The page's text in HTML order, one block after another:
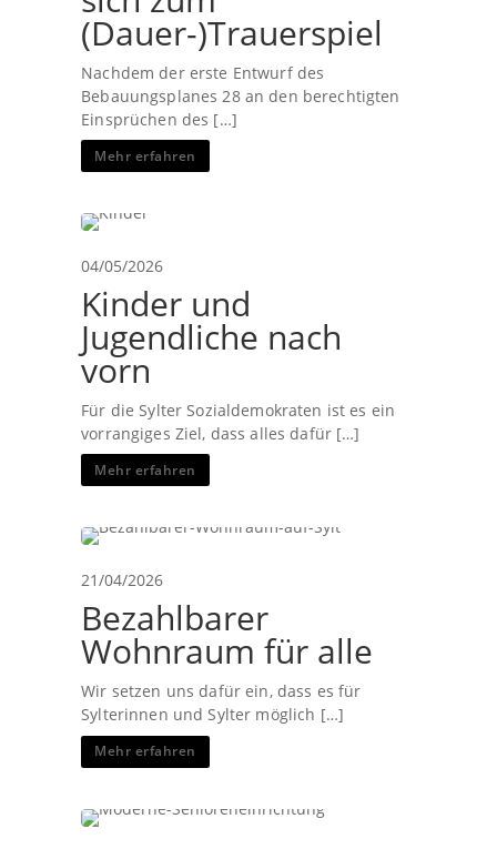
(Dauer-)Trauerspiel
Nachdem der erste Entwurf des
Bebauungsplanes 28 an den berechtigten
Einsprüchen des […]
Mehr erfahren
04/05/2026
Kinder und
Jugendliche nach
vorn
Für die Sylter Sozialdemokraten ist es ein
vorrangiges Ziel, dass alles dafür […]
Mehr erfahren
21/04/2026
Bezahlbarer
Wohnraum für alle
Wir setzen uns dafür ein, dass es für
Sylterinnen und Sylter möglich […]
Mehr erfahren